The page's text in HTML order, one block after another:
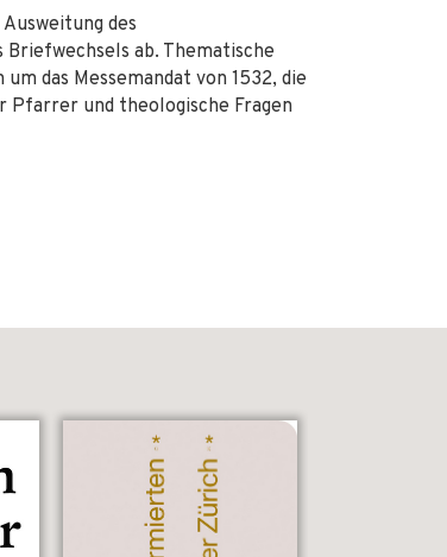
des
Briefwechsels ab. Thematische
das Messemandat von 1532, die
und theologische Fragen